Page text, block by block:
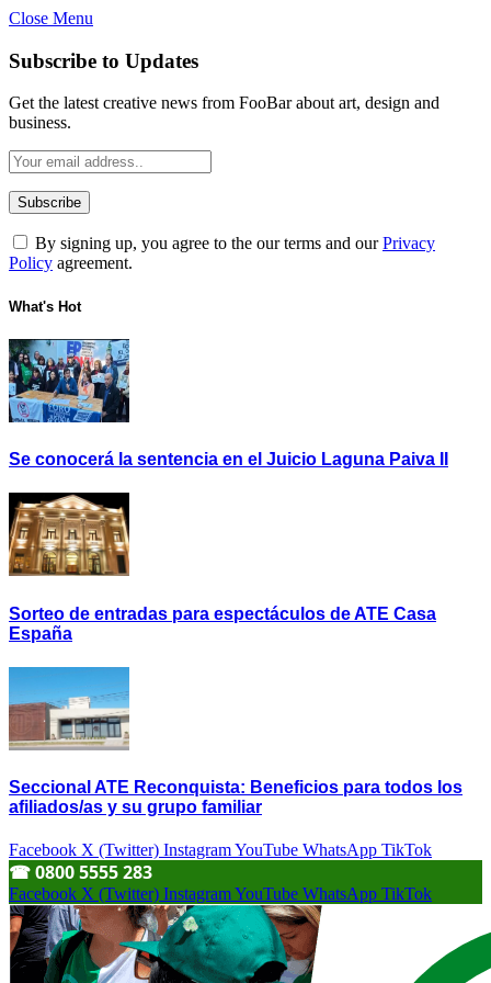
Close Menu
Subscribe to Updates
Get the latest creative news from FooBar about art, design and
business.
By signing up, you agree to the our terms and ourPrivacy
Policy agreement.
What's Hot
Se conocerá la sentencia en el Juicio Laguna Paiva II
Sorteo de entradas para espectáculos de ATE Casa
España
Seccional ATE Reconquista: Beneficios para todos los
afiliados/as y su grupo familiar
Facebook X (Twitter) InstagramYouTube WhatsApp TikTok
☎︎ 0800 5555 283
Facebook X (Twitter) InstagramYouTube WhatsApp TikTok